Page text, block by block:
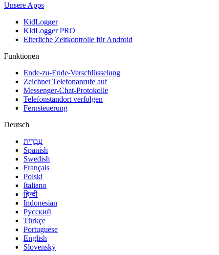
Unsere Apps
KidLogger
KidLogger PRO
Elterliche Zeitkontrolle für Android
Funktionen
Ende-zu-Ende-Verschlüsselung
Zeichnet Telefonanrufe auf
Messenger-Chat-Protokolle
Telefonstandort verfolgen
Fernsteuerung
Deutsch
עִבְרִית
Spanish
Swedish
Français
Polski
Italiano
हिन्दी
Indonesian
Русский
Türkçe
Portuguese
English
Slovenský